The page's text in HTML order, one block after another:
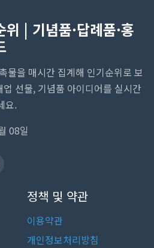
| 기념품·답례품·홍
물을 매시간 집계해 인기순위로 보
선물, 기념품 아이디어를 실시간
요.
08일
정책 및 약관
이용약관
개인정보처리방침